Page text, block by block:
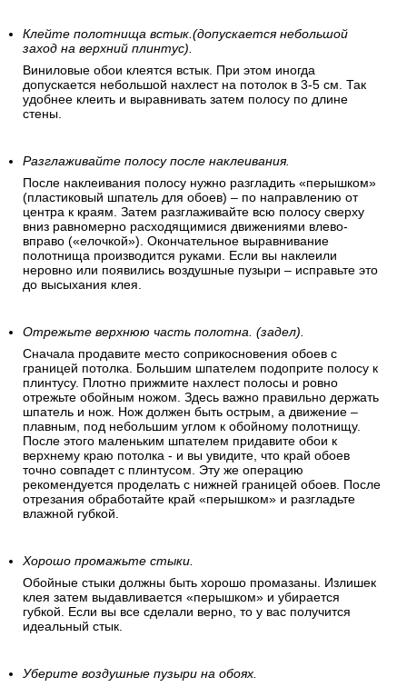
Клейте полотнища встык.(допускается небольшой
заход на верхний плинтус).
Виниловые обои клеятся встык. При этом иногда
допускается небольшой нахлест на потолок в 3-5 см. Так
удобнее клеить и выравнивать затем полосу по длине
стены.
Разглаживайте полосу после наклеивания.
После наклеивания полосу нужно разгладить «перышком»
(пластиковый шпатель для обоев) – по направлению от
центра к краям. Затем разглаживайте всю полосу сверху
вниз равномерно расходящимися движениями влево-
вправо («елочкой»). Окончательное выравнивание
полотнища производится руками. Если вы наклеили
неровно или появились воздушные пузыри – исправьте это
до высыхания клея.
Отрежьте верхнюю часть полотна. (задел).
Сначала продавите место соприкосновения обоев с
границей потолка. Большим шпателем подоприте полосу к
плинтусу. Плотно прижмите нахлест полосы и ровно
отрежьте обойным ножом. Здесь важно правильно держать
шпатель и нож. Нож должен быть острым, а движение –
плавным, под небольшим углом к обойному полотнищу.
После этого маленьким шпателем придавите обои к
верхнему краю потолка - и вы увидите, что край обоев
точно совпадет с плинтусом. Эту же операцию
рекомендуется проделать с нижней границей обоев. После
отрезания обработайте край «перышком» и разгладьте
влажной губкой.
Хорошо промажьте стыки.
Обойные стыки должны быть хорошо промазаны. Излишек
клея затем выдавливается «перышком» и убирается
губкой. Если вы все сделали верно, то у вас получится
идеальный стык.
Уберите воздушные пузыри на обоях.